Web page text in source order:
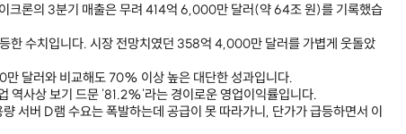
크론의 3분기 매출은 무려 414억 6,000만 달러(약 64조 원)를 기록했습
한 수치입니다. 시장 전망치였던 358억 4,000만 달러를 가볍게 웃돌았
달러와 비교해도 70% 이상 높은 대단한 성과입니다.
역사상 보기 드문 '81.2%'라는 경이로운 영업이익률입니다.
서버 D램 수요는 폭발하는데 공급이 못 따라가니, 단가가 급등하면서 이